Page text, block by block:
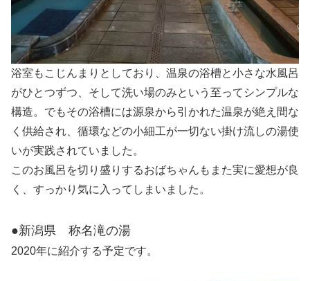
浴室もこじんまりとしており、温泉の浴槽と小さな水風呂
がひとつずつ、そして洗い場のみという至ってシンプルな
構造。でもその浴槽には源泉から引かれた温泉が絶え間な
く供給され、循環などの小細工が一切ない掛け流しの湯使
いが実践されていました。
このお風呂を切り盛りするおばちゃんもまた実に愛想が良
く、すっかり気に入ってしまいました。
●新潟県 称名滝の湯
2020年に紹介する予定です。